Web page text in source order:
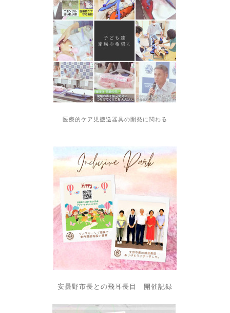
医療的ケア児搬送器具の開発に関わる
安曇野市長との飛耳長目 開催記録